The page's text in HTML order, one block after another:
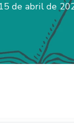
de abril de